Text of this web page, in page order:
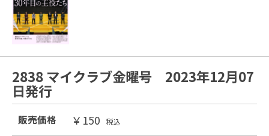
2838 マイクラブ金曜号 2023年12月07
日発行
販売価格 ￥150 税込